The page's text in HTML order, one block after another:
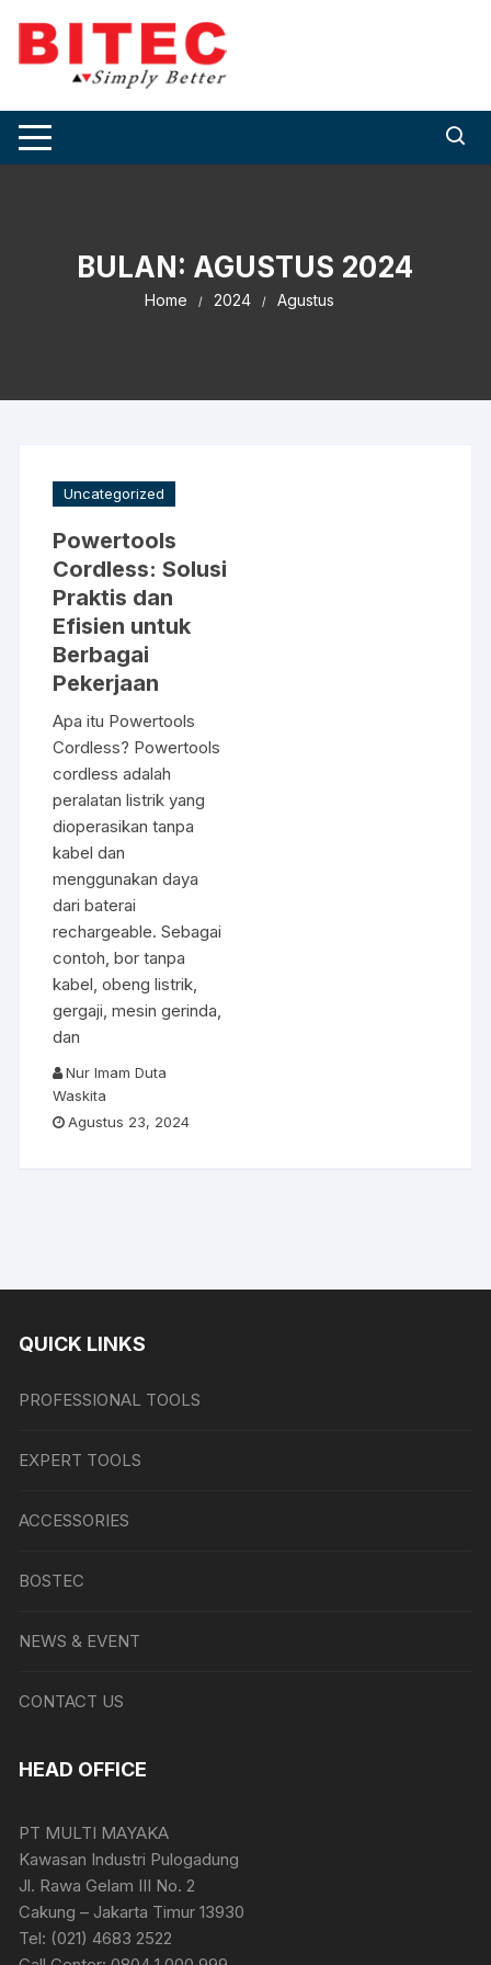
content
BULAN: AGUSTUS 2024
Home 2024 Agustus
Uncategorized
Powertools
Cordless: Solusi
Praktis dan
Efisien untuk
Berbagai
Pekerjaan
Apa itu Powertools
Cordless? Powertools
cordless adalah
peralatan listrik yang
dioperasikan tanpa
kabel dan
menggunakan daya
dari baterai
rechargeable. Sebagai
contoh, bor tanpa
kabel, obeng listrik,
gergaji, mesin gerinda,
dan
Nur Imam Duta
Waskita
Agustus 23, 2024
QUICK LINKS
PROFESSIONAL TOOLS
EXPERT TOOLS
ACCESSORIES
BOSTEC
NEWS & EVENT
CONTACT US
HEAD OFFICE
PT MULTI MAYAKA
Kawasan Industri Pulogadung
Jl. Rawa Gelam III No. 2
Cakung – Jakarta Timur 13930
Tel: (021) 4683 2522